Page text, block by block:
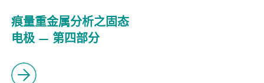
痕量重金属分析之固态
电极 — 第四部分